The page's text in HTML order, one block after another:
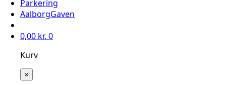
Parkering
AalborgGaven
0,00 kr. 0
Kurv
×